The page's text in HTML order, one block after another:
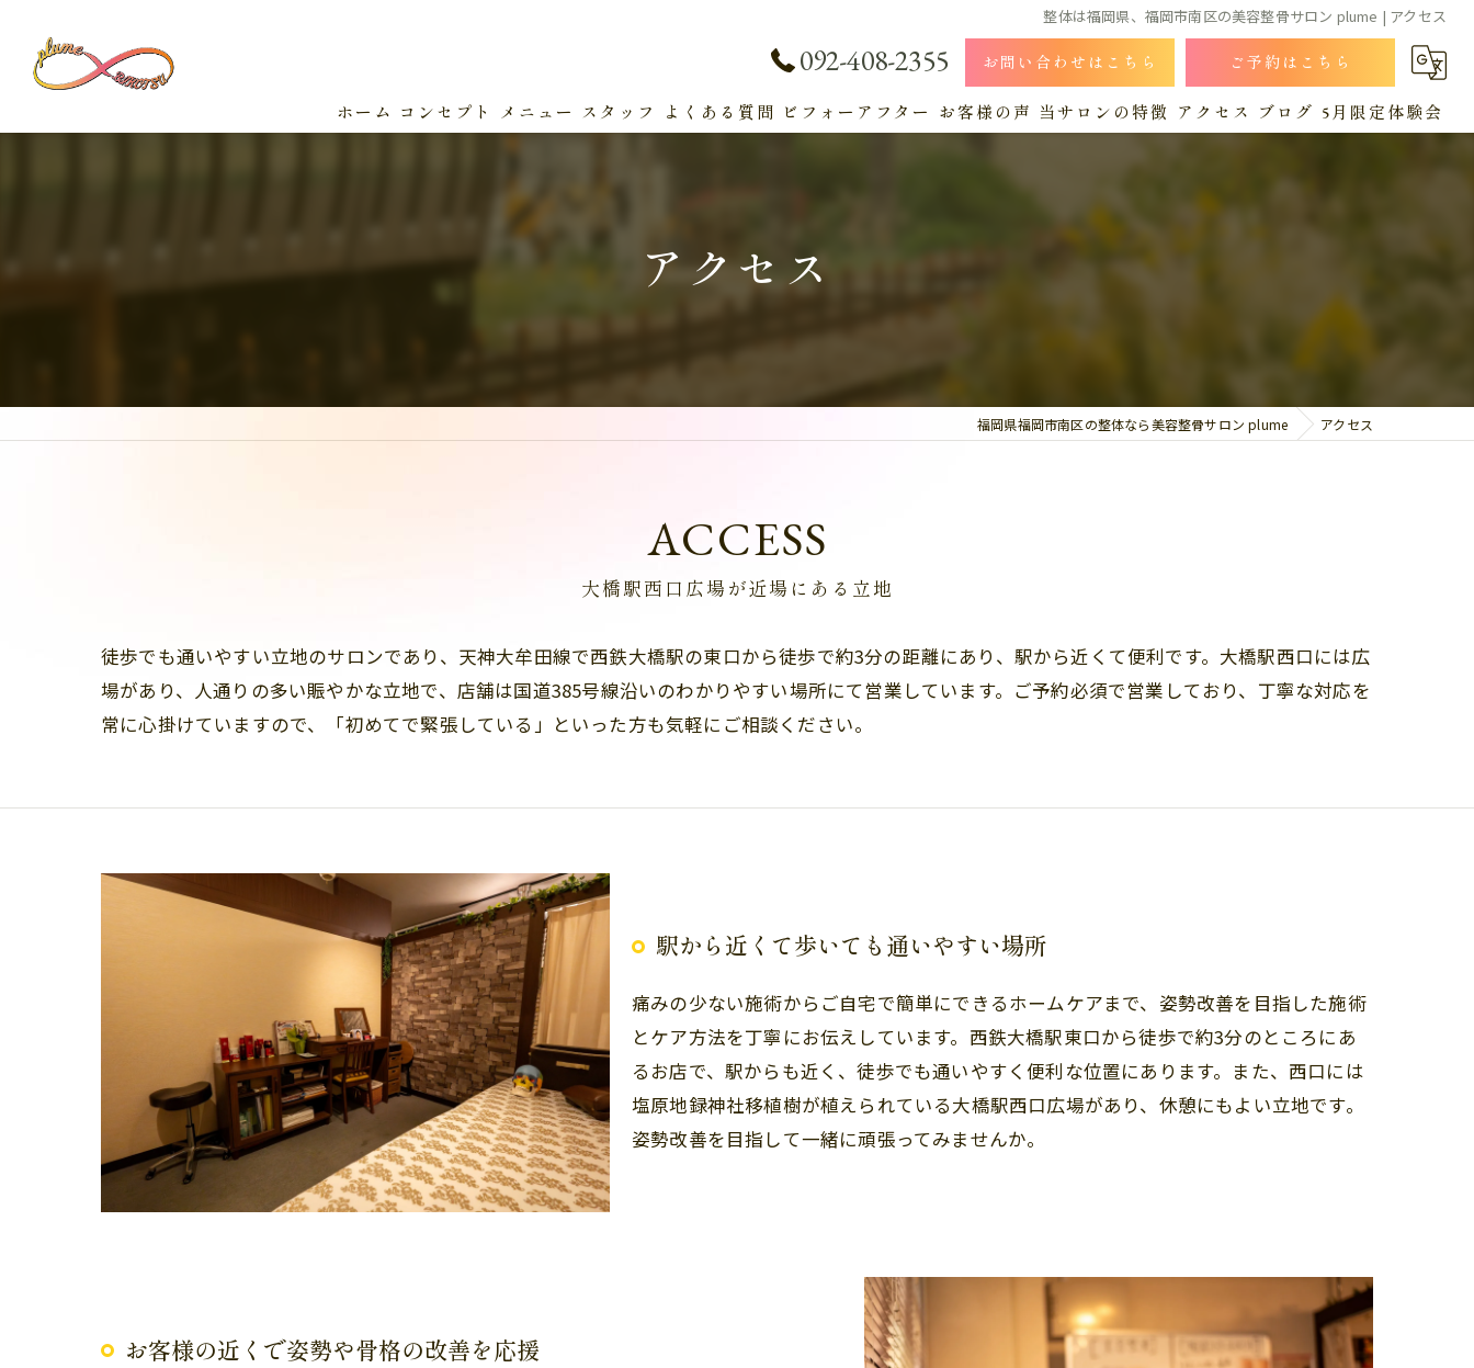
整体は福岡県、福岡市南区の美容整骨サロン plume | アクセス
092-408-2355 お問い合わせはこちら ご予約はこちら
ホーム コンセプト メニュー スタッフ よくある質問 ビフォーアフター お客様の声 当サロンの特徴 アクセス ブログ 5月限定体験会
アクセス
福岡県福岡市南区の整体なら美容整骨サロン plume アクセス
大橋駅西口広場が近場にある立地
ACCESS
徒歩でも通いやすい立地のサロンであり、天神大牟田線で西鉄大橋駅の東口から徒歩で約3分の距離にあり、駅から近くて便利です。大橋駅西口には広
場があり、人通りの多い賑やかな立地で、店舗は国道385号線沿いのわかりやすい場所にて営業しています。ご予約必須で営業しており、丁寧な対応を
常に心掛けていますので、「初めてで緊張している」といった方も気軽にご相談ください。
駅から近くて歩いても通いやすい場所
痛みの少ない施術からご自宅で簡単にできるホームケアまで、姿勢改善を目指した施術
とケア方法を丁寧にお伝えしています。西鉄大橋駅東口から徒歩で約3分のところにあ
るお店で、駅からも近く、徒歩でも通いやすく便利な位置にあります。また、西口には
塩原地録神社移植樹が植えられている大橋駅西口広場があり、休憩にもよい立地です。
姿勢改善を目指して一緒に頑張ってみませんか。
お客様の近くで姿勢や骨格の改善を応援